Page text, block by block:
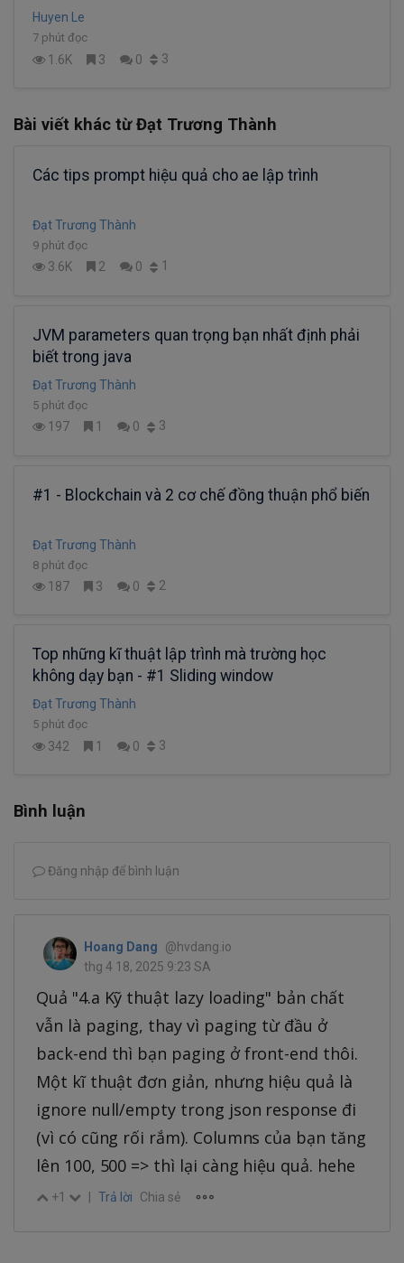
Huyen Le
7 phút đọc
1.6K 3 0 3
Bài viết khác từ Đạt Trương Thành
Các tips prompt hiệu quả cho ae lập trình
Đạt Trương Thành
9 phút đọc
3.6K 2 0 1
JVM parameters quan trọng bạn nhất định phải
biết trong java
Đạt Trương Thành
5 phút đọc
197 1 0 3
#1 - Blockchain và 2 cơ chế đồng thuận phổ biến
Đạt Trương Thành
8 phút đọc
187 3 0 2
Top những kĩ thuật lập trình mà trường học
không dạy bạn - #1 Sliding window
Đạt Trương Thành
5 phút đọc
342 1 0 3
Bình luận
Đăng nhập để bình luận
Hoang Dang
@hvdang.io
thg 4 18, 2025 9:23 SA
Quả "4.a Kỹ thuật lazy loading" bản chất
vẫn là paging, thay vì paging từ đầu ở
back-end thì bạn paging ở front-end thôi.
Một kĩ thuật đơn giản, nhưng hiệu quả là
ignore null/empty trong json response đi
(vì có cũng rối rắm). Columns của bạn tăng
lên 100, 500 => thì lại càng hiệu quả. hehe
+1 Trả lời Chia sẻ